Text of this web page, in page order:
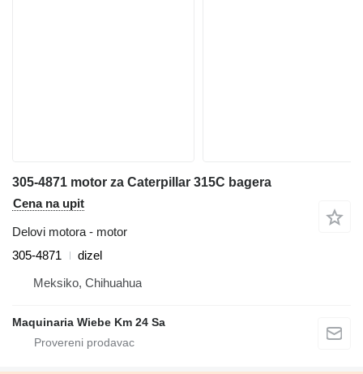
305-4871 motor za Caterpillar 315C bagera
Cena na upit
Delovi motora - motor
305-4871
dizel
Meksiko, Chihuahua
Maquinaria Wiebe Km 24 Sa